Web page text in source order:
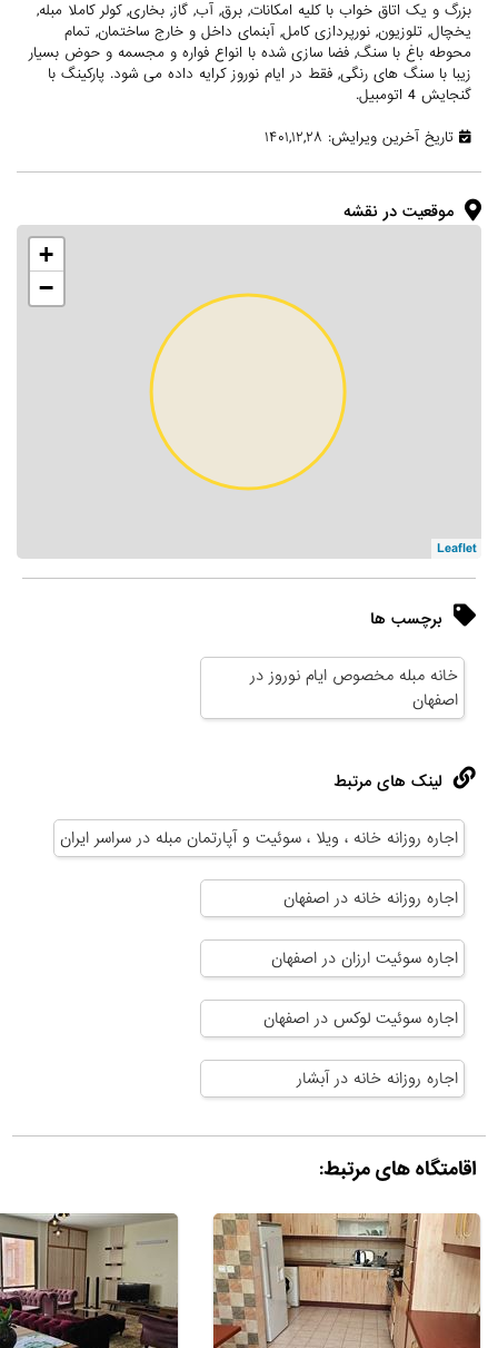
بزرگ و یک اتاق خواب با کلیه امکانات, برق, آب, گاز, بخاری, کولر کاملا مبله,
یخچال, تلوزیون, نورپردازی کامل, آبنمای داخل و خارج ساختمان, تمام
محوطه باغ با سنگ, فضا سازی شده با انواع فواره و مجسمه و حوض بسیار
زیبا با سنگ های رنگی, فقط در ایام نوروز کرایه داده می شود. پارکینگ با
گنجایش 4 اتومبیل.
تاریخ آخرین ویرایش: ۱۴۰۱,۱۲,۲۸
موقعیت در نقشه
+
−
Leaflet
برچسب ها
خانه مبله مخصوص ایام نوروز در
اصفهان
لینک های مرتبط
اجاره روزانه خانه ، ویلا ، سوئیت و آپارتمان مبله در سراسر ایران
اجاره روزانه خانه در اصفهان
اجاره سوئیت ارزان در اصفهان
اجاره سوئیت لوکس در اصفهان
اجاره روزانه خانه در آبشار
اقامتگاه های مرتبط: